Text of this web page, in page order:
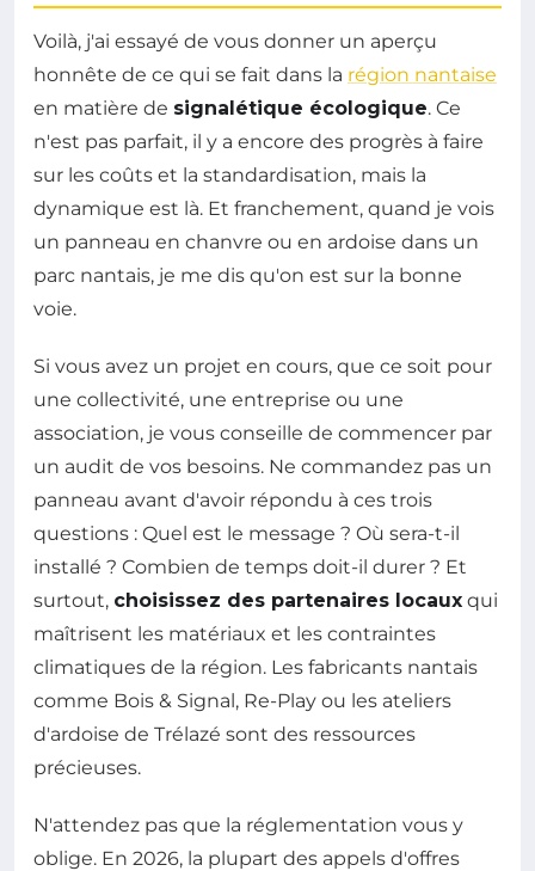
Voilà, j'ai essayé de vous donner un aperçu
honnête de ce qui se fait dans la région nantaise
en matière de signalétique écologique. Ce
n'est pas parfait, il y a encore des progrès à faire
sur les coûts et la standardisation, mais la
dynamique est là. Et franchement, quand je vois
un panneau en chanvre ou en ardoise dans un
parc nantais, je me dis qu'on est sur la bonne
voie.
Si vous avez un projet en cours, que ce soit pour
une collectivité, une entreprise ou une
association, je vous conseille de commencer par
un audit de vos besoins. Ne commandez pas un
panneau avant d'avoir répondu à ces trois
questions : Quel est le message ? Où sera-t-il
installé ? Combien de temps doit-il durer ? Et
surtout, choisissez des partenaires locaux qui
maîtrisent les matériaux et les contraintes
climatiques de la région. Les fabricants nantais
comme Bois & Signal, Re-Play ou les ateliers
d'ardoise de Trélazé sont des ressources
précieuses.
N'attendez pas que la réglementation vous y
oblige. En 2026, la plupart des appels d'offres